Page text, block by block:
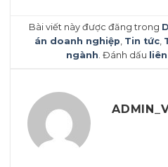
Bài viết này được đăng trong
án doanh nghiệp Tin tức,
ngành . Đánh dấu